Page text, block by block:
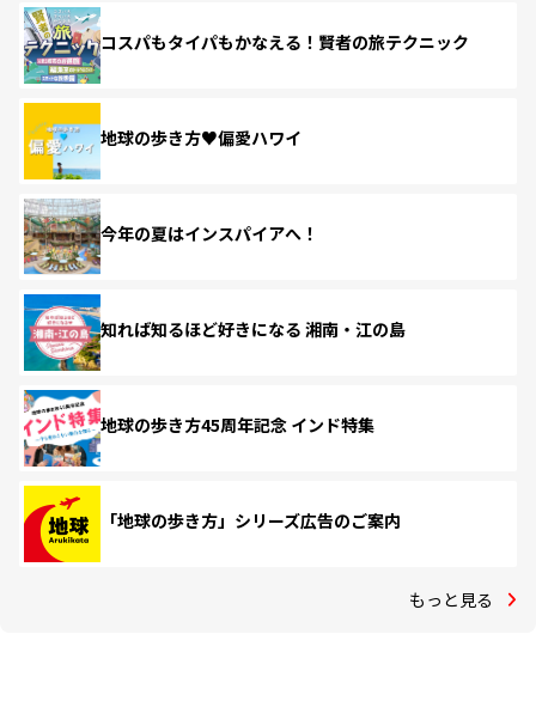
コスパもタイパもかなえる！賢者の旅テクニック
地球の歩き方♥偏愛ハワイ
今年の夏はインスパイアへ！
知れば知るほど好きになる 湘南・江の島
地球の歩き方45周年記念 インド特集
「地球の歩き方」シリーズ広告のご案内
もっと見る